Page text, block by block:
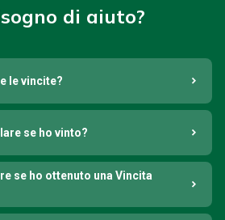
di aiuto?
le vincite?
se ho vinto?
se ho ottenuto una Vincita